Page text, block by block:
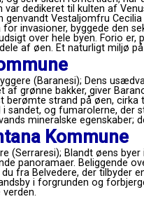
dedikeret til kulten af
genvandt Vestaljomfru
for invasioner, byggede den
over hele byen. Forio
af øen. Et naturligt miljø
(Baranesi); Dens
af grønne bakker, giver
berømte strand på øen,
i sandet, og fumarolerne, der
mineralske egenskaber;
Kommune
(Serraresi); Blandt øens
panoramaer. Beliggende
fra Belvedere, der tilbyder
i forgrunden og